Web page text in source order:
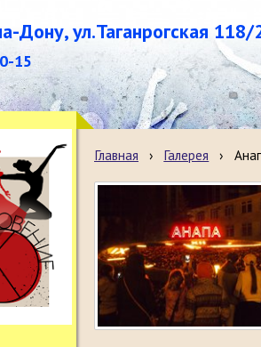
Дону, ул.Таганрогская 118/
15
Главная › Галерея ›